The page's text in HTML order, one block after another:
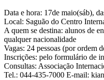
Data e hora: 17de maio(sáb),
Local: Saguão do Centro
A quem se destina: alunos de
qualquer nacionalidade
Vagas: 24 pessoas (por ordem
Inscrições: pelo formulário de
Consultas: Associação
Tel.: 044-435-7000 E-mail: